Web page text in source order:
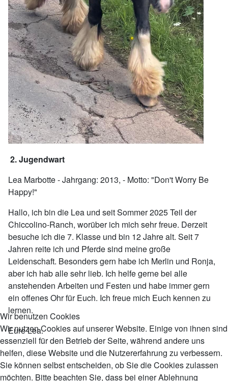
2. Jugendwart
Lea Marbotte - Jahrgang: 2013, - Motto: "Don't Worry Be
Happy!"
Hallo, ich bin die Lea und seit Sommer 2025 Teil der
Chiccolino-Ranch, worüber ich mich sehr freue. Derzeit
besuche ich die 7. Klasse und bin 12 Jahre alt. Seit 7
Jahren reite ich und Pferde sind meine große
Leidenschaft. Besonders gern habe ich Merlin und Ronja,
aber ich hab alle sehr lieb. Ich helfe gerne bei alle
anstehenden Arbeiten und Festen und habe immer gern
ein offenes Ohr für Euch. Ich freue mich Euch kennen zu
lernen.
Eure Lea.
Wir benutzen Cookies
Wir nutzen Cookies auf unserer Website. Einige von ihnen sind
essenziell für den Betrieb der Seite, während andere uns
helfen, diese Website und die Nutzererfahrung zu verbessern.
Sie können selbst entscheiden, ob Sie die Cookies zulassen
möchten. Bitte beachten Sie, dass bei einer Ablehnung